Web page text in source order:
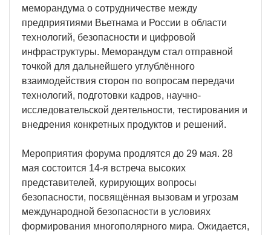
меморандума о сотрудничестве между
предприятиями Вьетнама и России в области
технологий, безопасности и цифровой
инфраструктуры. Меморандум стал отправной
точкой для дальнейшего углублённого
взаимодействия сторон по вопросам передачи
технологий, подготовки кадров, научно-
исследовательской деятельности, тестирования и
внедрения конкретных продуктов и решений.
Мероприятия форума продлятся до 29 мая. 28
мая состоится 14-я встреча высоких
представителей, курирующих вопросы
безопасности, посвящённая вызовам и угрозам
международной безопасности в условиях
формирования многополярного мира. Ожидается,